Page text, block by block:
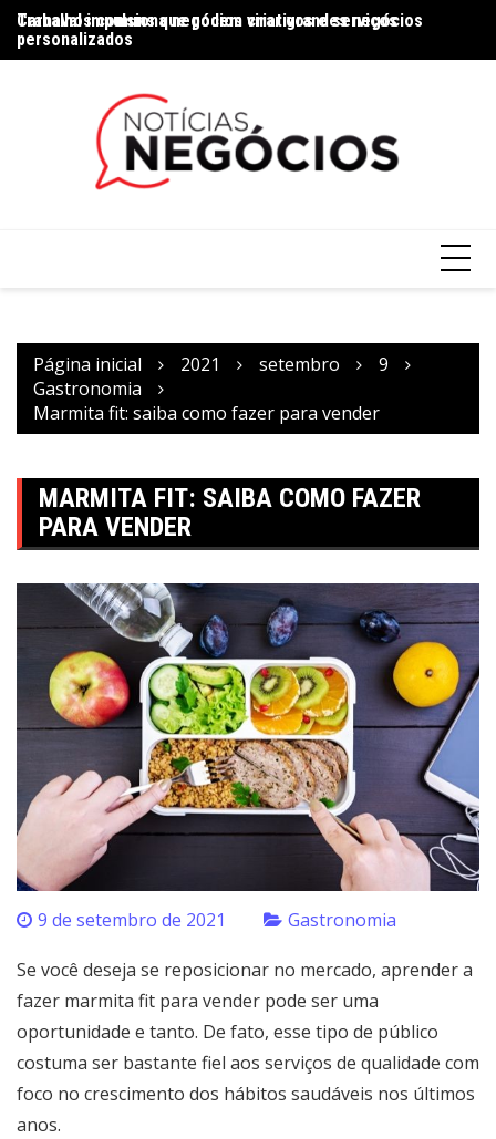
Trabalhos comuns que podem virar grandes negócios
Carnaval impulsiona negócios criativos e serviços
personalizados
Página inicial 2021 setembro
9
Gastronomia
Marmita fit: saiba como fazer para vender
MARMITA FIT: SAIBA COMO FAZER
PARA VENDER
9 de setembro de 2021 Gastronomia
Se você deseja se reposicionar no mercado, aprender a
fazer marmita fit para vender pode ser uma
oportunidade e tanto. De fato, esse tipo de público
costuma ser bastante fiel aos serviços de qualidade com
foco no crescimento dos hábitos saudáveis nos últimos
anos.